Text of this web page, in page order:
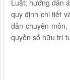
Luật; hướng dẫn
quy định chi tiết
dẫn chuyên
quyền sở hữu trí